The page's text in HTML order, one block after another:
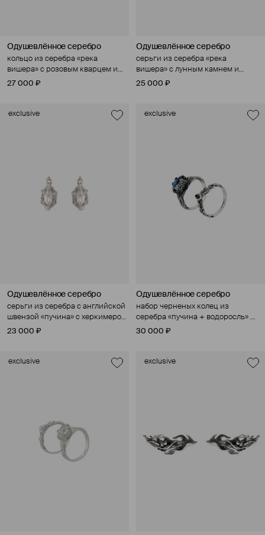
Одушевлённое серебро
кольцо из серебра «река
вишера» с розовым кварцем и
культивированным жемчугом
27 000 ₽
Одушевлённое серебро
серьги из серебра «река
вишера» с лунным камнем и
культивированным жемчугом
25 000 ₽
exclusive
Одушевлённое серебро
серьги из серебра с английской
швензой «пучина» с херкимером
кварца
23 000 ₽
exclusive
Одушевлённое серебро
набор черненых колец из
серебра «пучина + водоросль» с
лондон-топазом и лунным
30 000 ₽
exclusive exclusive